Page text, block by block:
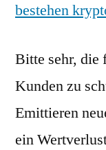
bestehen
Bitte sehr, die
Kunden zu
Emittieren
ein